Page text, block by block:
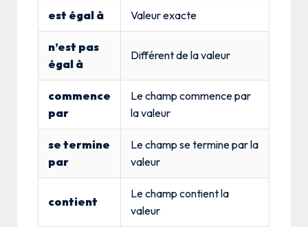
est égal à Valeur exacte
n’est pas
égal à
Différent de la valeur
commence
par
Le champ commence par
la valeur
se termine
par
Le champ se termine par la
valeur
contient
Le champ contient la
valeur